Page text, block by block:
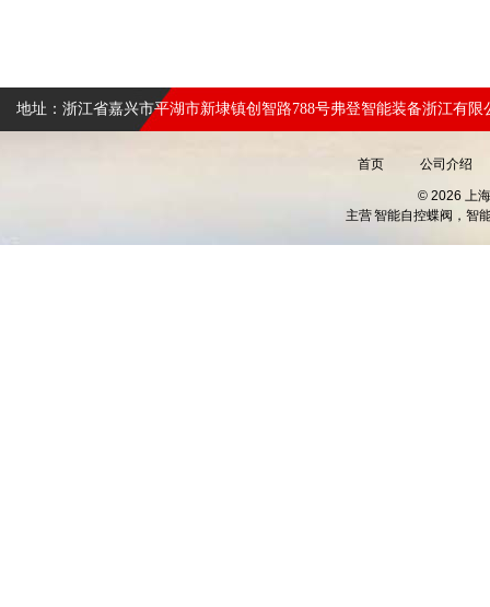
地址：浙江省嘉兴市平湖市新埭镇创智路788号弗登智能装备浙江有限
首页 公司介绍
© 2026 上
主营智能自控蝶阀，智